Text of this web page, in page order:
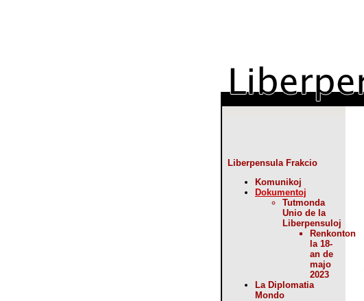
Liberpensula Frakcio
Komunikoj
Dokumentoj
Tutmonda
Unio de la
Liberpensuloj
Renkonton
la 18-
an de
majo
2023
La Diplomatia
Mondo